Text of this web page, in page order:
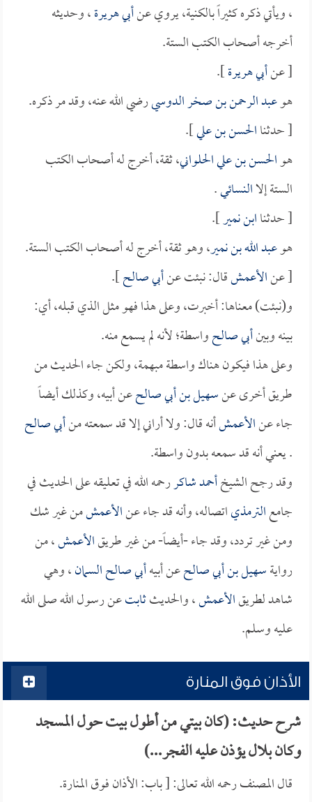
، ويأتي ذكره كثيراً بالكنية، يروي عنأبي هريرة، وحديثه
أخرجه أصحاب الكتب الستة.
[ عنأبي هريرة].
هوعبد الرحمن بن صخر الدوسيرضي الله عنه، وقد مر ذكره.
[ حدثناالحسن بن علي].
هوالحسن بن علي الحلواني، ثقة، أخرج له أصحاب الكتب
الستة إلاالنسائي.
[ حدثناابن نمير].
هوعبد الله بن نمير، وهو ثقة، أخرج له أصحاب الكتب الستة.
[ عنالأعمشقال: نبئت عنأبي صالح].
و(نبئت) معناها: أخبرت، وعلى هذا فهو مثل الذي قبله، أي:
بينه وبينأبي صالحواسطة؛ لأنه لم يسمع منه.
وعلى هذا فيكون هناك واسطة مبهمة، ولكن جاء الحديث من
طريق أخرى عنسهيل بن أبي صالحعن أبيه، وكذلك أيضاً
جاء عنالأعمشأنه قال: ولا أراني إلا قد سمعته منأبي صالح
. يعني أنه قد سمعه بدون واسطة.
وقد رجح الشيخأحمد شاكررحمه الله في تعليقه على الحديث في
جامعالترمذياتصاله، وأنه قد جاء عنالأعمشمن غير شك
ومن غير تردد، وقد جاء -أيضاً- من غير طريقالأعمش، من
روايةسهيل بن أبي صالحعن أبيهأبي صالح السمان، وهي
شاهد لطريقالأعمش، والحديثثابتعن رسول الله صلى الله
عليه وسلم.
الأذان فوق المنارة
شرح حديث: (كان بيتي من أطول بيت حول المسجد
وكان بلال يؤذن عليه الفجر...)
قال المصنف رحمه الله تعالى: [ باب: الأذان فوق المنارة.